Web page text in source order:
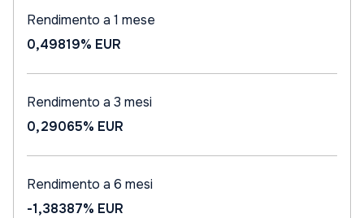
Rendimento a 1 mese
0,49819% EUR
Rendimento a 3 mesi
0,29065% EUR
Rendimento a 6 mesi
-1,38387% EUR